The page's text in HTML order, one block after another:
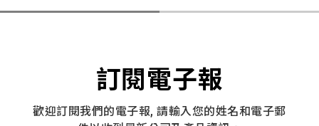
SOT-223
SOT-223
訂閱電子報
歡迎訂閱我們的電子報, 請輸入您的姓名和電子郵